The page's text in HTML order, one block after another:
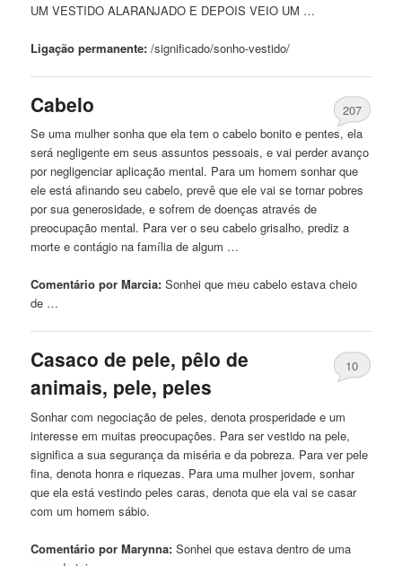
UM VESTIDO ALARANJADO E DEPOIS VEIO UM …
Ligação permanente: /significado/sonho-vestido/
Cabelo
207
Se uma mulher sonhaque ela tem o cabelo bonito e pentes, ela
será negligente em seus assuntos pessoais, e vai perder avanço
por negligenciar aplicação mental. Paraum homem sonharque
ele está afinando seu cabelo, prevêque ele vai se tornar pobres
por sua generosidade, e sofrem de doenças através de
preocupação mental. Para ver o seu cabelo grisalho, prediz a
morte e contágio na família de algum …
Comentário por Marcia: Sonheique meu cabelo estava cheio
de …
Casaco de pele, pêlo de
animais, pele, peles
10
Sonhar com negociação de peles, denota prosperidade eum
interesse em muitas preocupações. Para servestido na pele,
significa a sua segurança da miséria e da pobreza. Para ver pele
fina, denota honra e riquezas. Para uma mulher jovem, sonhar
que ela estávestindo peles caras, denotaque ela vai se casar
comum homem sábio.
Comentário por Marynna: Sonheique estava dentro de uma